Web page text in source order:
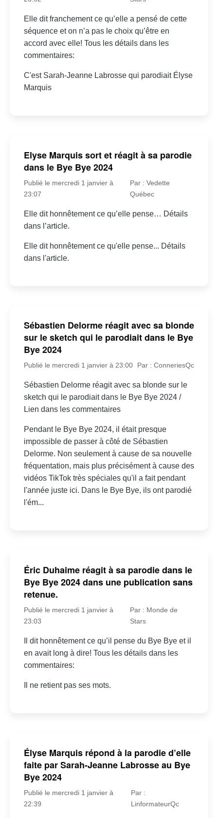
Elle dit franchement ce qu’elle a pensé de cette
séquence et on n’a pas le choix qu’être en
accord avec elle! Tous les détails dans les
commentaires:
C'est Sarah-Jeanne Labrosse qui parodiait Élyse
Marquis
Elyse Marquis sort et réagit à sa parodie
dans le Bye Bye 2024
Publié le mercredi 1 janvier à
23:07
Par : Vedette
Québec
Elle dit honnêtement ce qu’elle pense… Détails
dans l’article.
Elle dit honnêtement ce qu'elle pense... Détails
dans l'article.
Sébastien Delorme réagit avec sa blonde
sur le sketch qui le parodiait dans le Bye
Bye 2024
Publié le mercredi 1 janvier à 23:00 Par : ConneriesQc
Sébastien Delorme réagit avec sa blonde sur le
sketch qui le parodiait dans le Bye Bye 2024 /
Lien dans les commentaires
Pendant le Bye Bye 2024, il était presque
impossible de passer à côté de Sébastien
Delorme. Non seulement à cause de sa nouvelle
fréquentation, mais plus précisément à cause des
vidéos TikTok très spéciales qu'il a fait pendant
l'année juste ici. Dans le Bye Bye, ils ont parodié
l'ém...
Éric Duhaime réagit à sa parodie dans le
Bye Bye 2024 dans une publication sans
retenue.
Publié le mercredi 1 janvier à
23:03
Par : Monde de
Stars
Il dit honnêtement ce qu’il pense du Bye Bye et il
en avait long à dire! Tous les détails dans les
commentaires:
Il ne retient pas ses mots.
Élyse Marquis répond à la parodie d’elle
faite par Sarah-Jeanne Labrosse au Bye
Bye 2024
Publié le mercredi 1 janvier à
22:39
Par :
LinformateurQc